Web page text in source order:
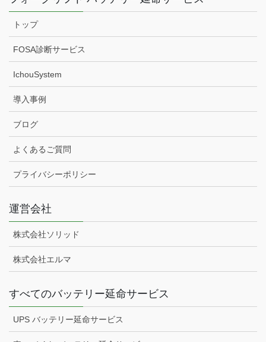
トップ
FOSA診断サービス
IchouSystem
導入事例
ブログ
よくあるご質問
プライバシーポリシー
運営会社
株式会社ソリッド
株式会社エルマ
すべてのバッテリー延命サービス
UPS バッテリー延命サービス